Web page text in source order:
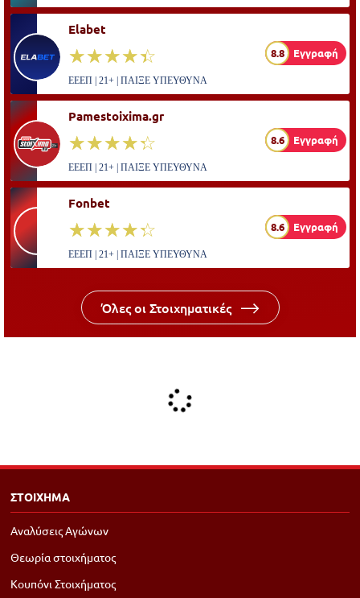
Elabet
☆☆☆☆☆
★★★★★ 8.8 Εγγραφή
ΕΕΕΠ | 21+ | ΠΑΙΞΕ ΥΠΕΥΘΥΝΑ
Pamestoixima.gr
☆☆☆☆☆
★★★★★ 8.6 Εγγραφή
ΕΕΕΠ | 21+ | ΠΑΙΞΕ ΥΠΕΥΘΥΝΑ
Fonbet
☆☆☆☆☆
★★★★★ 8.6 Εγγραφή
ΕΕΕΠ | 21+ | ΠΑΙΞΕ ΥΠΕΥΘΥΝΑ
Όλες οι Στοιχηματικές
ΣΤΟΙΧΗΜΑ
Αναλύσεις Αγώνων
Θεωρία στοιχήματος
Κουπόνι Στοιχήματος